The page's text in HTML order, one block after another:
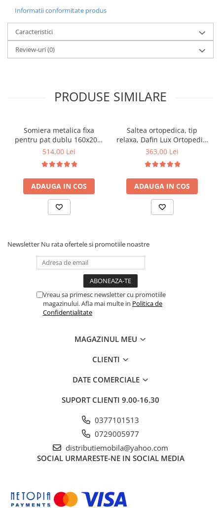
Informatii conformitate produs
Caracteristici
Review-uri(0)
PRODUSE SIMILARE
Somiera metalica fixa
pentru pat dublu 160x200,
6 picioare, 32 lamele lemn
saltea ferm, negru
514,00 Lei
ADAUGA IN COS
Saltea ortopedica, tip
relaxa, Dafin Lux Ortopedic,
90x200x21cm, fermitate
tip Bonell, fata vara-iarna,
sistem de aerisire cu
butoni, Salt Confort
363,00 Lei
ADAUGA IN COS
Newsletter Nu rata ofertele si promotiile noastre
Vreau sa primesc newsletter cu promotiile
magazinului. Afla mai multe in Politica de
Confidentialitate
MAGAZINUL MEU
CLIENTI
DATE COMERCIALE
SUPORT CLIENTI 9.00-16.30
0377101513
0729005977
distributiemobila@yahoo.com
SOCIAL URMARESTE-NE IN SOCIAL MEDIA